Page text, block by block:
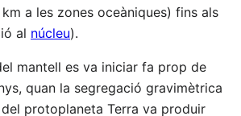
a les zones oceàniques) fins als
al núcleu).
mantell es va iniciar fa prop de
quan la segregació gravimètrica
protoplaneta Terra va produir